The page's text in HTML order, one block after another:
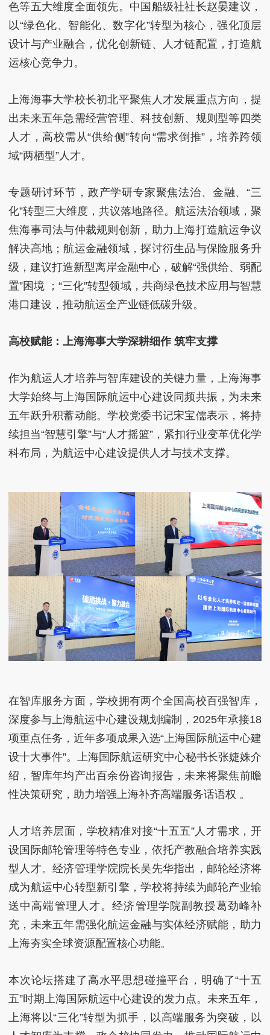
色等五大维度全面领先。中国船级社社长赵晏建议，
以“绿色化、智能化、数字化”转型为核心，强化顶层
设计与产业融合，优化创新链、人才链配置，打造航
运核心竞争力。
上海海事大学校长初北平聚焦人才发展重点方向，提
出未来五年急需经营管理、科技创新、规则型等四类
人才，高校需从“供给侧”转向“需求倒推”，培养跨领
域“两栖型”人才。
专题研讨环节，政产学研专家聚焦法治、金融、“三
化”转型三大维度，共议落地路径。航运法治领域，聚
焦海事司法与仲裁规则创新，助力上海打造航运争议
解决高地；航运金融领域，探讨衍生品与保险服务升
级，建议打造新型离岸金融中心，破解“强供给、弱配
置”困境 ；“三化”转型领域，共商绿色技术应用与智慧
港口建设，推动航运全产业链低碳升级。
高校赋能：上海海事大学深耕细作 筑牢支撑
作为航运人才培养与智库建设的关键力量，上海海事
大学始终与上海国际航运中心建设同频共振，为未来
五年跃升积蓄动能。学校党委书记宋宝儒表示，将持
续担当“智慧引擎”与“人才摇篮”，紧扣行业变革优化学
科布局，为航运中心建设提供人才与技术支撑。
在智库服务方面，学校拥有两个全国高校百强智库，
深度参与上海航运中心建设规划编制，2025年承接18
项重点任务，近年多项成果入选“上海国际航运中心建
设十大事件”。上海国际航运研究中心秘书长张婕姝介
绍，智库年均产出百余份咨询报告，未来将聚焦前瞻
性决策研究，助力增强上海补齐高端服务话语权 。
人才培养层面，学校精准对接“十五五”人才需求，开
设国际邮轮管理等特色专业，依托产教融合培养实践
型人才。经济管理学院院长吴先华指出，邮轮经济将
成为航运中心转型新引擎，学校将持续为邮轮产业输
送中高端管理人才。经济管理学院副教授葛劲峰补
充，未来五年需强化航运金融与实体经济赋能，助力
上海夯实全球资源配置核心功能。
本次论坛搭建了高水平思想碰撞平台，明确了“十五
五”时期上海国际航运中心建设的发力点。未来五年，
上海将以“三化”转型为抓手，以高端服务为突破，以